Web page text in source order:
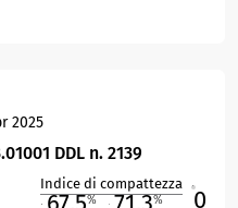
2025
DDL n. 2139
Indice di compattezza
% % 0